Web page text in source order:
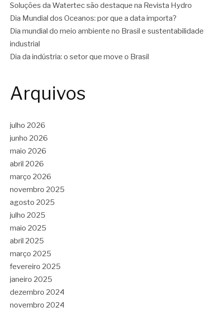
Soluções da Watertec são destaque na Revista Hydro
Dia Mundial dos Oceanos: por que a data importa?
Dia mundial do meio ambiente no Brasil e sustentabilidade
industrial
Dia da indústria: o setor que move o Brasil
Arquivos
julho 2026
junho 2026
maio 2026
abril 2026
março 2026
novembro 2025
agosto 2025
julho 2025
maio 2025
abril 2025
março 2025
fevereiro 2025
janeiro 2025
dezembro 2024
novembro 2024